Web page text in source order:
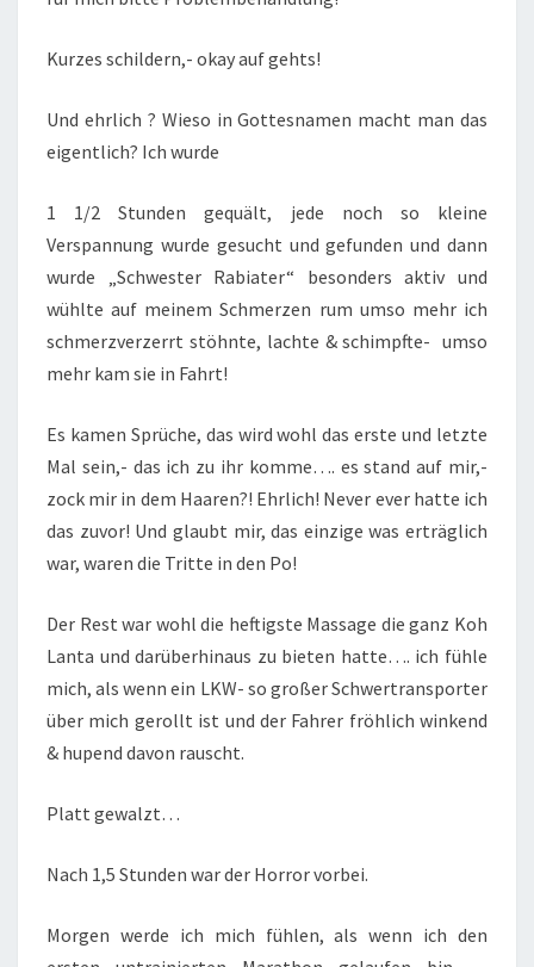
Kurzes schildern,- okay auf gehts!
Und ehrlich ? Wieso in Gottesnamen macht man das
eigentlich? Ich wurde
1 1/2 Stunden gequält, jede noch so kleine
Verspannung wurde gesucht und gefunden und dann
wurde „Schwester Rabiater“ besonders aktiv und
wühlte auf meinem Schmerzen rum umso mehr ich
schmerzverzerrt stöhnte, lachte & schimpfte- umso
mehr kam sie in Fahrt!
Es kamen Sprüche, das wird wohl das erste und letzte
Mal sein,- das ich zu ihr komme…. es stand auf mir,-
zock mir in dem Haaren?! Ehrlich! Never ever hatte ich
das zuvor! Und glaubt mir, das einzige was erträglich
war, waren die Tritte in den Po!
Der Rest war wohl die heftigste Massage die ganz Koh
Lanta und darüberhinaus zu bieten hatte…. ich fühle
mich, als wenn ein LKW- so großer Schwertransporter
über mich gerollt ist und der Fahrer fröhlich winkend
& hupend davon rauscht.
Platt gewalzt…
Nach 1,5 Stunden war der Horror vorbei.
Morgen werde ich mich fühlen, als wenn ich den